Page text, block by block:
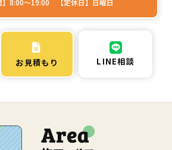
】8:00～19:00 【定休日】日曜日
お見積もり LINE相談